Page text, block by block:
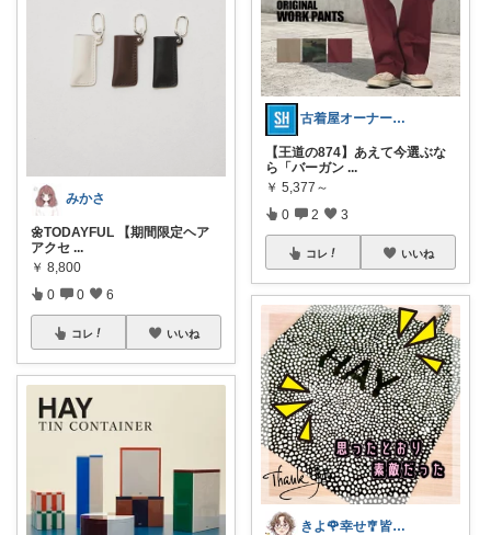
みかさ
🌼TODAYFUL 【期間限定ヘア
アクセ ...
￥ 8,800
0 0 6
コレ いいね
古着屋オーナーが選ぶROOM
【王道の874】あえて今選ぶな
ら「バーガン ...
￥ 5,377～
0 2 3
コレ いいね
きよ🌹幸せ🎐皆様のお心遣いに感謝💖